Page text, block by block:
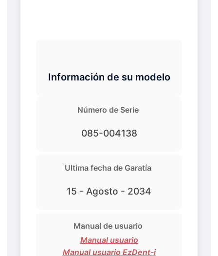
Información de su modelo
Número de Serie
085-004138
Ultima fecha de Garatía
15 - Agosto - 2034
Manual de usuario
Manual usuario
Manual usuario EzDent-i